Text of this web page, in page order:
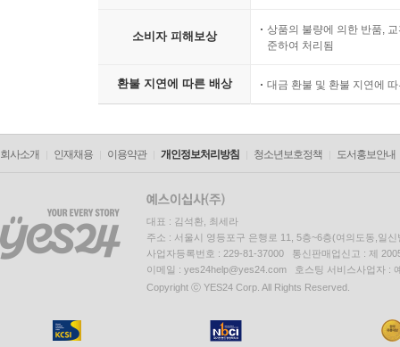
소비자 피해보상
상품의 불량에 의한 반품,
준하여 처리됨
환불 지연에 따른 배상 대금 환불 및 환불 지연에
회사소개 인재채용 이용약관 개인정보처리방침 청소년보호정책 도서홍보안내
대표 : 김석환, 최세라
주소 : 서울시 영등포구 은행로 11, 5층~6층(여의도동,일신
사업자등록번호 : 229-81-37000 통신판매업신고 : 제
이메일 : yes24help@yes24.com 호스팅 서비스사업자 :
Copyright ⓒ YES24 Corp. All Rights Reserved.